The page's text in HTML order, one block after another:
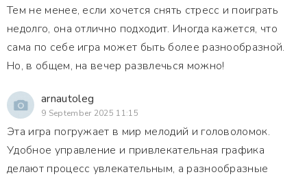
Тем не менее, если хочется снять стресс и поиграть
недолго, она отлично подходит. Иногда кажется, что
сама по себе игра может быть более разнообразной.
Но, в общем, на вечер развлечься можно!
arnautoleg
9 September 2025 11:15
Эта игра погружает в мир мелодий и головоломок.
Удобное управление и привлекательная графика
делают процесс увлекательным, а разнообразные